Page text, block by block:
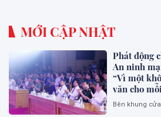
MỚI CẬP NHẬT
Phát động
An ninh
“Vì một
văn cho
Bên khung